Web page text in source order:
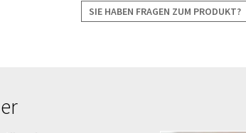
SIE HABEN FRAGEN ZUM PRODUKT?